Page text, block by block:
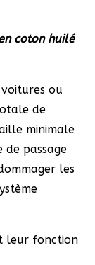
coton huilé
ou
de
minimale
passage
les
leur fonction